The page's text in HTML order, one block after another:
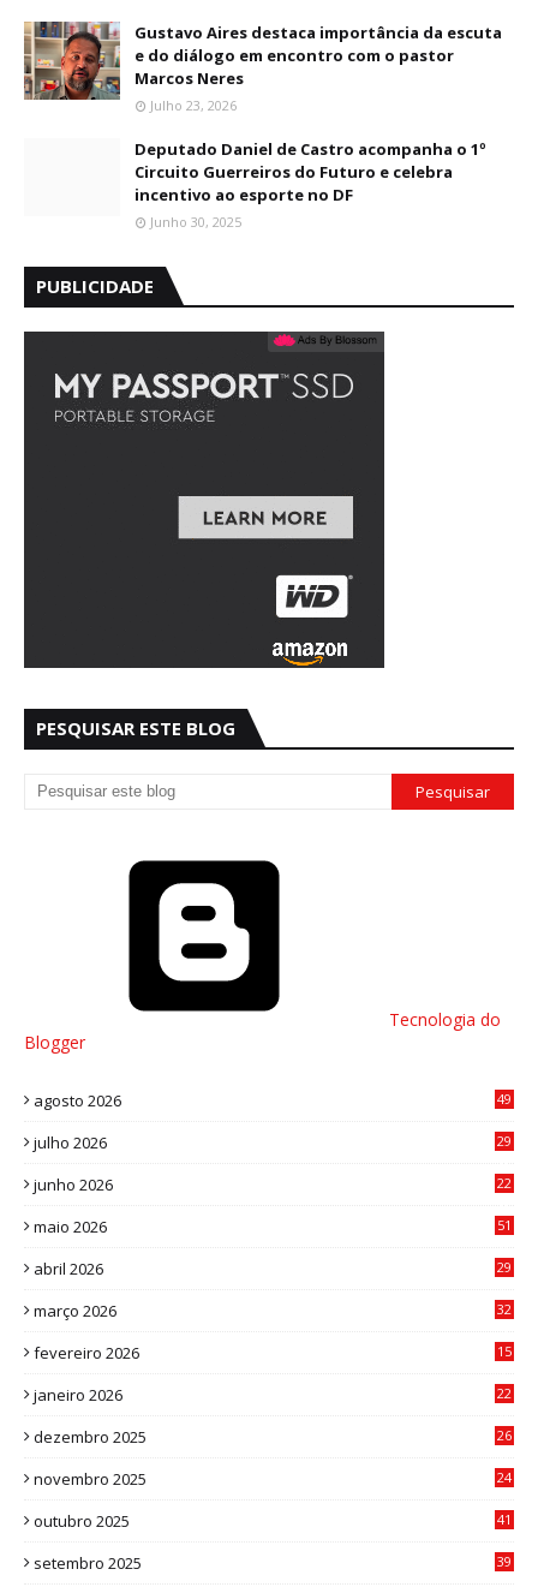
Gustavo Aires destaca importância da escuta
e do diálogo em encontro com o pastor
Marcos Neres
Julho 23, 2026
Deputado Daniel de Castro acompanha o 1º
Circuito Guerreiros do Futuro e celebra
incentivo ao esporte no DF
Junho 30, 2025
PUBLICIDADE
PESQUISAR ESTE BLOG
Tecnologia do
Blogger
agosto 2026 49
julho 2026
29
junho 2026
22
maio 2026
51
abril 2026
29
março 2026
32
fevereiro 2026
15
janeiro 2026
22
dezembro 2025
26
novembro 2025
24
outubro 2025
41
setembro 2025
39